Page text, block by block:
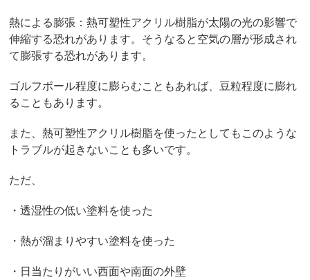
熱による膨張：熱可塑性アクリル樹脂が太陽の光の影響で
伸縮する恐れがあります。そうなると空気の層が形成され
て膨張する恐れがあります。
ゴルフボール程度に膨らむこともあれば、豆粒程度に膨れ
ることもあります。
また、熱可塑性アクリル樹脂を使ったとしてもこのような
トラブルが起きないことも多いです。
ただ、
・透湿性の低い塗料を使った
・熱が溜まりやすい塗料を使った
・日当たりがいい西面や南面の外壁